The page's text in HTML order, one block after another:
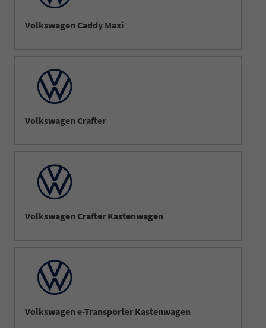
Volkswagen Caddy Maxi
Volkswagen Crafter
Volkswagen Crafter Kastenwagen
Volkswagen e-Transporter Kastenwagen